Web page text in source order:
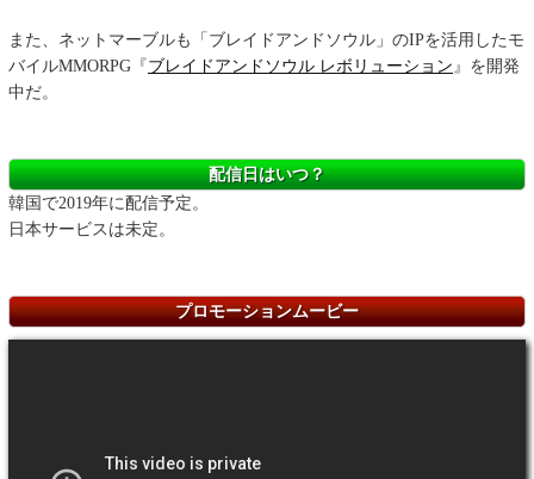
また、ネットマーブルも「ブレイドアンドソウル」のIPを活用したモ
バイルMMORPG『 ブレイドアンドソウル レボリューション 』を開発
中だ。
配信日はいつ？
韓国で2019年に配信予定。
日本サービスは未定。
プロモーションムービー